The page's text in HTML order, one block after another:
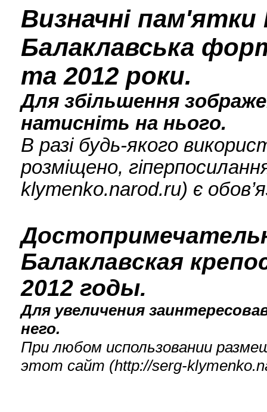
Визначні пам'ятки
Балаклавська
та 2012 роки.
Для збільшення
натисніть на нього.
В разі будь-якого
розміщено,
klymenko.narod.ru) є
Балаклавская
2012 годы.
Для увеличения
него.
При любом использовании
этот сайт (http://serg-